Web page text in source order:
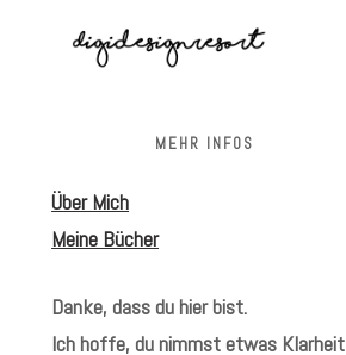
MEHR INFOS
Über Mich
Meine Bücher
Danke, dass du hier bist.
Ich hoffe, du nimmst etwas Klarheit